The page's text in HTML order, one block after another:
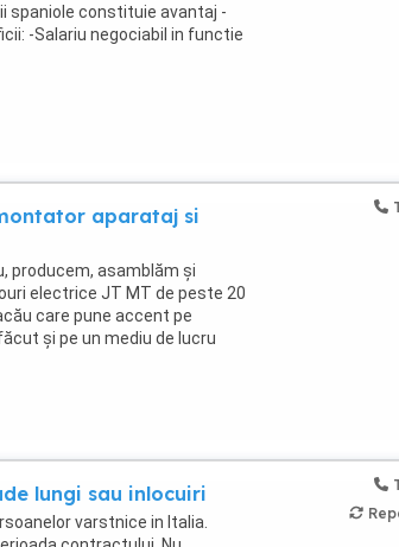
spaniole constituie avantaj -
-Salariu negociabil in functie
aparataj si
producem, asamblăm și
electrice JT MT de peste 20
care pune accent pe
și pe un mediu de lucru
...
lungi sau inlocuiri
varstnice in Italia.